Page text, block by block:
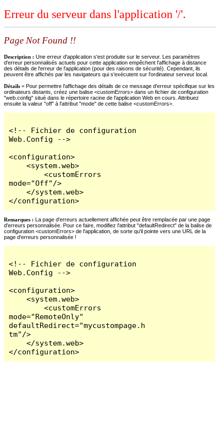
Erreur du serveur dans l'application '/'.
Page Not Found !!
Description : Une erreur d'application s'est produite sur le serveur. Les paramètres
d'erreur personnalisés actuels pour cette application empêchent l'affichage à distance
des détails de l'erreur de l'application (pour des raisons de sécurité). Cependant, ils
peuvent être affichés par les navigateurs qui s'exécutent sur l'ordinateur serveur local.
Détails = Pour permettre l'affichage des détails de ce message d'erreur spécifique sur les
ordinateurs distants, créez une balise <customErrors> dans un fichier de configuration
"web.config" situé dans le répertoire racine de l'application Web en cours. Attribuez
ensuite la valeur "off" à l'attribut "mode" de cette balise <customErrors>.
<!-- Fichier de configuration
Web.Config -->
<configuration>
    <system.web>
        <customErrors
mode="Off"/>
    </system.web>
</configuration>
Remarques : La page d'erreurs actuellement affichée peut être remplacée par une page
d'erreurs personnalisée. Pour ce faire, modifiez l'attribut "defaultRedirect" de la balise de
configuration <customErrors> de l'application, de sorte qu'il pointe vers une URL de la
page d'erreurs personnalisée !
<!-- Fichier de configuration
Web.Config -->
<configuration>
    <system.web>
        <customErrors
mode="RemoteOnly"
defaultRedirect="mycustompage.h
tm"/>
    </system.web>
</configuration>